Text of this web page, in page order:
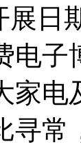
展日
电子
家电
寻常